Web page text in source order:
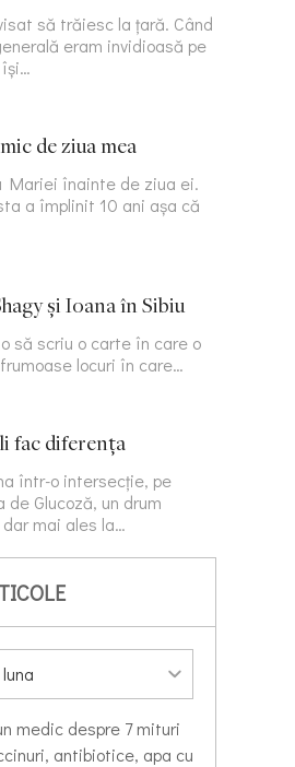
să trăiesc la țară. Când
eram invidioasă pe
de ziua mea
Mariei înainte de ziua ei.
a împlinit 10 ani așa că
și Ioana în Sibiu
să scriu o carte în care o
locuri în care…
fac diferența
într-o intersecție, pe
de Glucoză, un drum
mai ales la…
medic despre 7 mituri
antibiotice, apa cu